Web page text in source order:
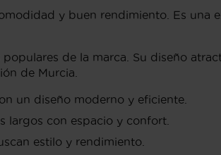
y buen rendimiento. Es una
populares de la marca. Su diseño
de Murcia.
un diseño moderno y eficiente.
largos con espacio y confort.
estilo y rendimiento.